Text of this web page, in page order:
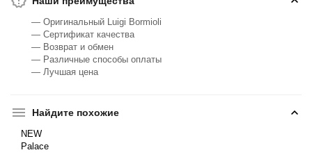
— Оригинальный Luigi Bormioli
— Сертификат качества
— Возврат и обмен
— Различные способы оплаты
— Лучшая цена
Найдите похожие
NEW
Palace